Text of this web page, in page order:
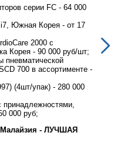
серии FC - 64 000
Южная Корея - от 17
2000 с
Корея - 90 000 руб/шт;
пневматической
700 в ассортименте -
(4шт/упак) - 280 000
принадлежностями,
000 руб;
Малайзия - ЛУЧШАЯ